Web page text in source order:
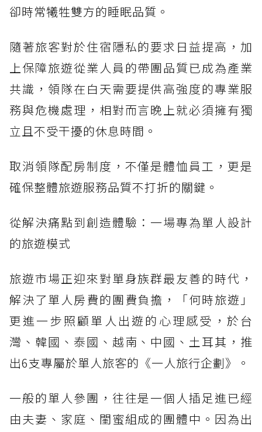
卻時常犧牲雙方的睡眠品質。
隨著旅客對於住宿隱私的要求日益提高，加
上保障旅遊從業人員的帶團品質已成為產業
共識，領隊在白天需要提供高強度的專業服
務與危機處理，相對而言晚上就必須擁有獨
立且不受干擾的休息時間。
取消領隊配房制度，不僅是體恤員工，更是
確保整體旅遊服務品質不打折的關鍵。
從解決痛點到創造體驗：一場專為單人設計
的旅遊模式
旅遊市場正迎來對單身族群最友善的時代，
解決了單人房費的團費負擔，「何時旅遊」
更進一步照顧單人出遊的心理感受，於台
灣、韓國、泰國、越南、中國、土耳其，推
出6支專屬於單人旅客的《一人旅行企劃》。
一般的單人參團，往往是一個人插足進已經
由夫妻、家庭、閨蜜組成的團體中。因為出